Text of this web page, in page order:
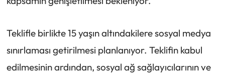
Teklifle birlikte 15 yaşın altındakilere sosyal medya
sınırlaması getirilmesi planlanıyor. Teklifin kabul
edilmesinin ardından, sosyal ağ sağlayıcılarının ve